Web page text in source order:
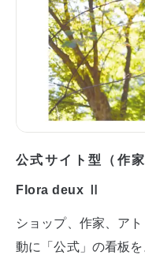
公式サイト型（作
Flora deux Ⅱ
ショップ、作家、ア
動に「公式」の看板